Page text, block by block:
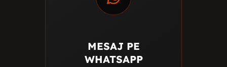
MESAJ PE
WHATSAPP